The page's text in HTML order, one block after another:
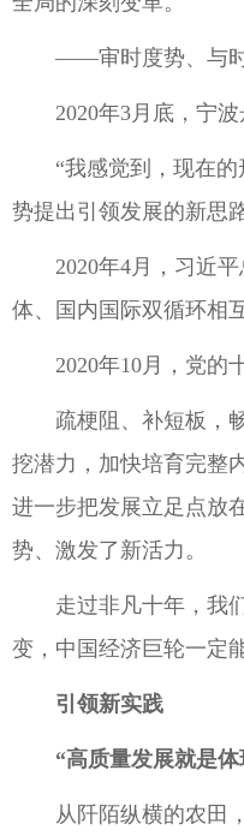
——审时度势、与时
2020年3月底，宁波
“我感觉到，现在的
势提出引领发展的新思
2020年4月，习近平
体、国内国际双循环相
2020年10月，党的十
疏梗阻、补短板，畅
挖潜力，加快培育完整
进一步把发展立足点放
势、激发了新活力。
走过非凡十年，我们
变，中国经济巨轮一定
引领新实践
“高质量发展就是体现
从阡陌纵横的农田，